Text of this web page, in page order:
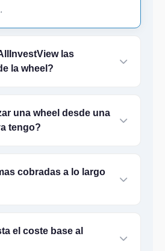
las
la wheel?
una wheel desde una
tengo?
cobradas a lo largo
el coste base al